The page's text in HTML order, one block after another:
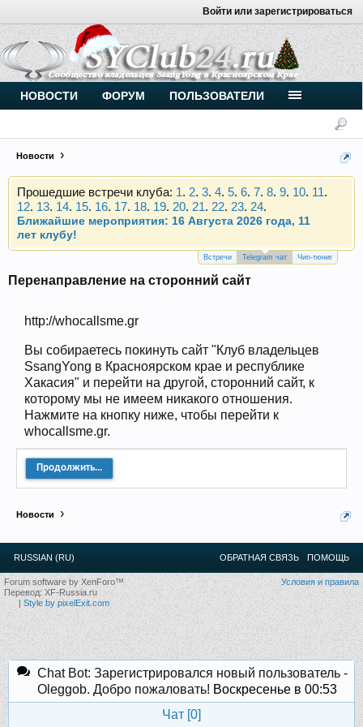
Войти или зарегистрироваться
Новости
Внимание, новые участники нашего клуба!
Основное общение происходит вTelegram-чате.
Присоединяйтесь.
Чип-тюнинг (прошивка) дизелей от
Vahmurka
12.13.14.15.16.17.18.19.20.21.22.23.24.
Ближайшие мероприятия: 16 Августа 2026 года, 11
лет клубу!
Внимание, новые участники нашего клуба!
Основное общение происходит вTelegram-чате.
Чип-тюнинг (прошивка) дизелей от
Прошедшие встречи клуба:1.2 .3.4 .5 .6.7.8.9.10
12.13.14.15.16.17.18 .19.20.21 22.23.24.
Ближайшие мероприятия: 16 Августа 2026 года, 11
лет клубу!
Встречи Telegram чат Чип-тюниг
Перенаправление на сторонний сайт
http://whocallsme.gr
Вы собираетесь покинуть сайт "Клуб владельцев
SsangYong в Красноярском крае и республике
Хакасия" и перейти на другой, сторонний сайт, к
которому мы не имеем никакого отношения.
Нажмите на кнопку ниже, чтобы перейти к
whocallsme.gr.
Продолжить...
Новости
НОВОСТИ ФОРУМ ПОЛЬЗОВАТЕЛИ
RUSSIAN (RU) ОБРАТНАЯ СВЯЗЬ ПОМОЩЬ
Условия и правила
Forum software by XenForo™
Перевод:XF-Russia.ru
|Style by pixelExit.com
Chat Bot: Зарегистрировался новый пользователь -
Oleggob. Добро пожаловать! Воскресенье в 00:53
Чат [0]